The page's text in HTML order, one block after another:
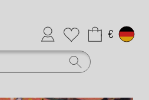
AnmeldenMerkliste €